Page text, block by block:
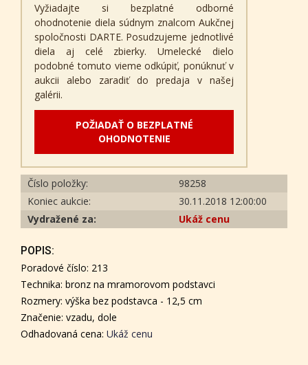
Vyžiadajte si bezplatné odborné
ohodnotenie diela súdnym znalcom Aukčnej
spoločnosti DARTE. Posudzujeme jednotlivé
diela aj celé zbierky. Umelecké dielo
podobné tomuto vieme odkúpiť, ponúknuť v
aukcii alebo zaradiť do predaja v našej
galérii.
POŽIADAŤ O BEZPLATNÉ
OHODNOTENIE
Číslo položky:
98258
Koniec aukcie:
30.11.2018 12:00:00
Vydražené za:
Ukáž cenu
POPIS:
Poradové číslo: 213
Technika: bronz na mramorovom podstavci
Rozmery: výška bez podstavca - 12,5 cm
Značenie: vzadu, dole
Odhadovaná cena: Ukáž cenu